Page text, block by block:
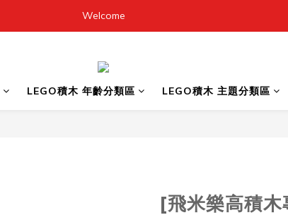
Welcome
LEGO積木 年齡分類區 LEGO積木 主題分類區
[飛米樂高積